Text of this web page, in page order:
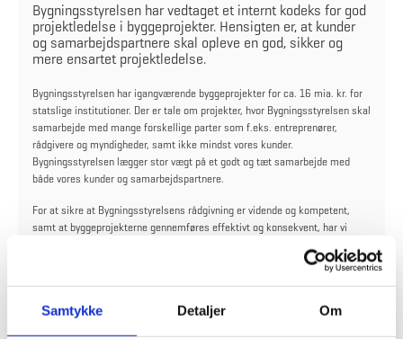
Samtykke Detaljer Om
Bygningsstyrelsen har vedtaget et internt kodeks for god
projektledelse i byggeprojekter. Hensigten er, at kunder
og samarbejdspartnere skal opleve en god, sikker og
mere ensartet projektledelse.
Bygningsstyrelsen har igangværende byggeprojekter for ca. 16 mia. kr. for
statslige institutioner. Der er tale om projekter, hvor Bygningsstyrelsen skal
samarbejde med mange forskellige parter som f.eks. entreprenører,
rådgivere og myndigheder, samt ikke mindst vores kunder.
Bygningsstyrelsen lægger stor vægt på et godt og tæt samarbejde med
både vores kunder og samarbejdspartnere.
For at sikre at Bygningsstyrelsens rådgivning er vidende og kompetent,
samt at byggeprojekterne gennemføres effektivt og konsekvent, har vi
siden sommeren 2015 arbejdet med vores projektledelse på tværs af flere
typer byggeprojekter og i alle byggeenheder, inklusive Bygningsstyrelsens